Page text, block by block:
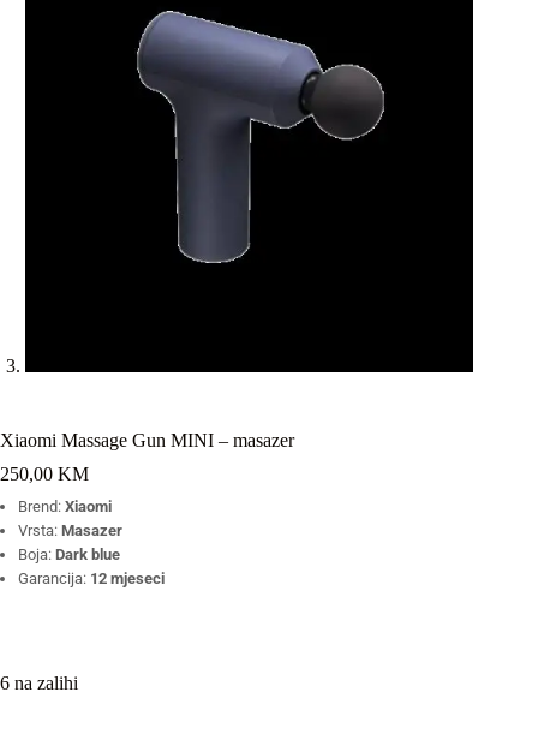
Xiaomi Massage Gun MINI – masazer
250,00 KM
Brend: Xiaomi
Vrsta: Masazer
Boja: Dark blue
Garancija: 12 mjeseci
6 na zalihi